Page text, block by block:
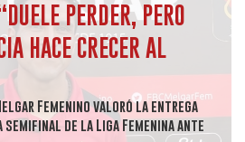
PERDER, PERO
HACE CRECER AL
Femenino valoró la entrega
de la Liga Femenina ante